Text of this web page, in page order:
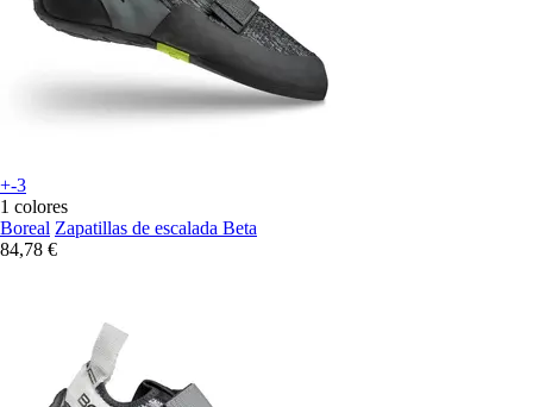
+-3
1 colores
Boreal Zapatillas de escalada Beta
84,78 €